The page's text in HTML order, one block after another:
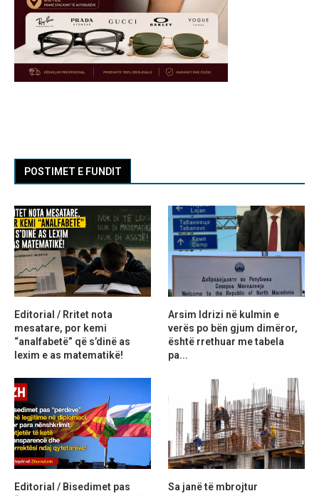
POSTIMET E FUNDIT
Editorial / Rritet nota
mesatare, por kemi
“analfabetë” që s’dinë as
lexim e as matematikë!
Arsim Idrizi në kulmin e
verës po bën gjum dimëror,
është rrethuar me tabela
pa...
Editorial / Bisedimet pas
Sa janë të mbrojtur